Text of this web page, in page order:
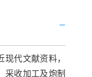
代文献资料，
采收加工及炮制